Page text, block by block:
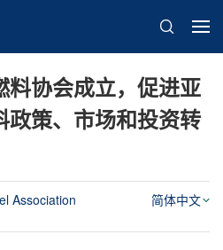
料协会成立，促进亚
政策、市场和投资转
Association 简体中文